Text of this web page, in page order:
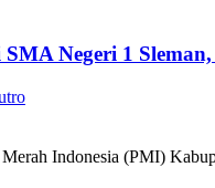
Negeri 1
Indonesia (PMI)